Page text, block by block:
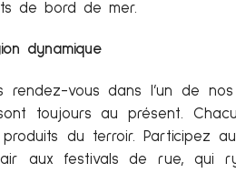
de bord de mer.
dynamique
rendez-vous dans l’un de
toujours au présent.
du terroir. Participez
aux festivals de rue, qui